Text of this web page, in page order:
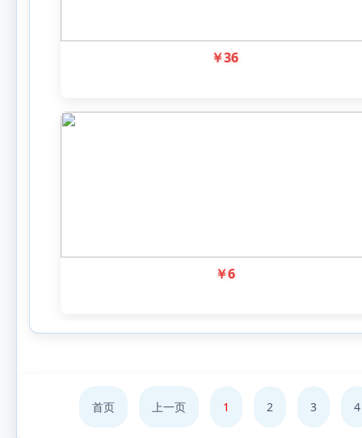
￥36
￥6
首页 上一页 1 2 3 4